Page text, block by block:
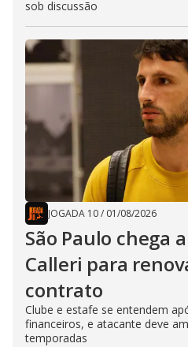
sob discussão
JOGADA 10/ 01/08/2026
São Paulo chega
Calleri para
contrato
Clube e estafe se entendem
financeiros, e atacante deve
temporadas